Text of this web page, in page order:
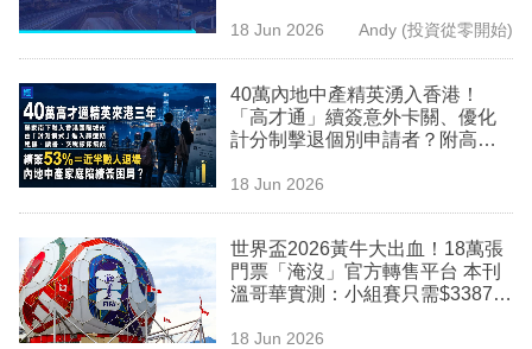
科
技
職
場
生
時
事
18 Jun 2026 Andy (投資從零開始)
40萬內地中產精英湧入香港！
「高才通」續簽意外卡關、優化
計分制擊退個別申請者？附高才
18 Jun 2026
世界盃2026黃牛大出血！18萬張
門票「淹沒」官方轉售平台 本刊
溫哥華實測：小組賽只需$3387蚊
18 Jun 2026